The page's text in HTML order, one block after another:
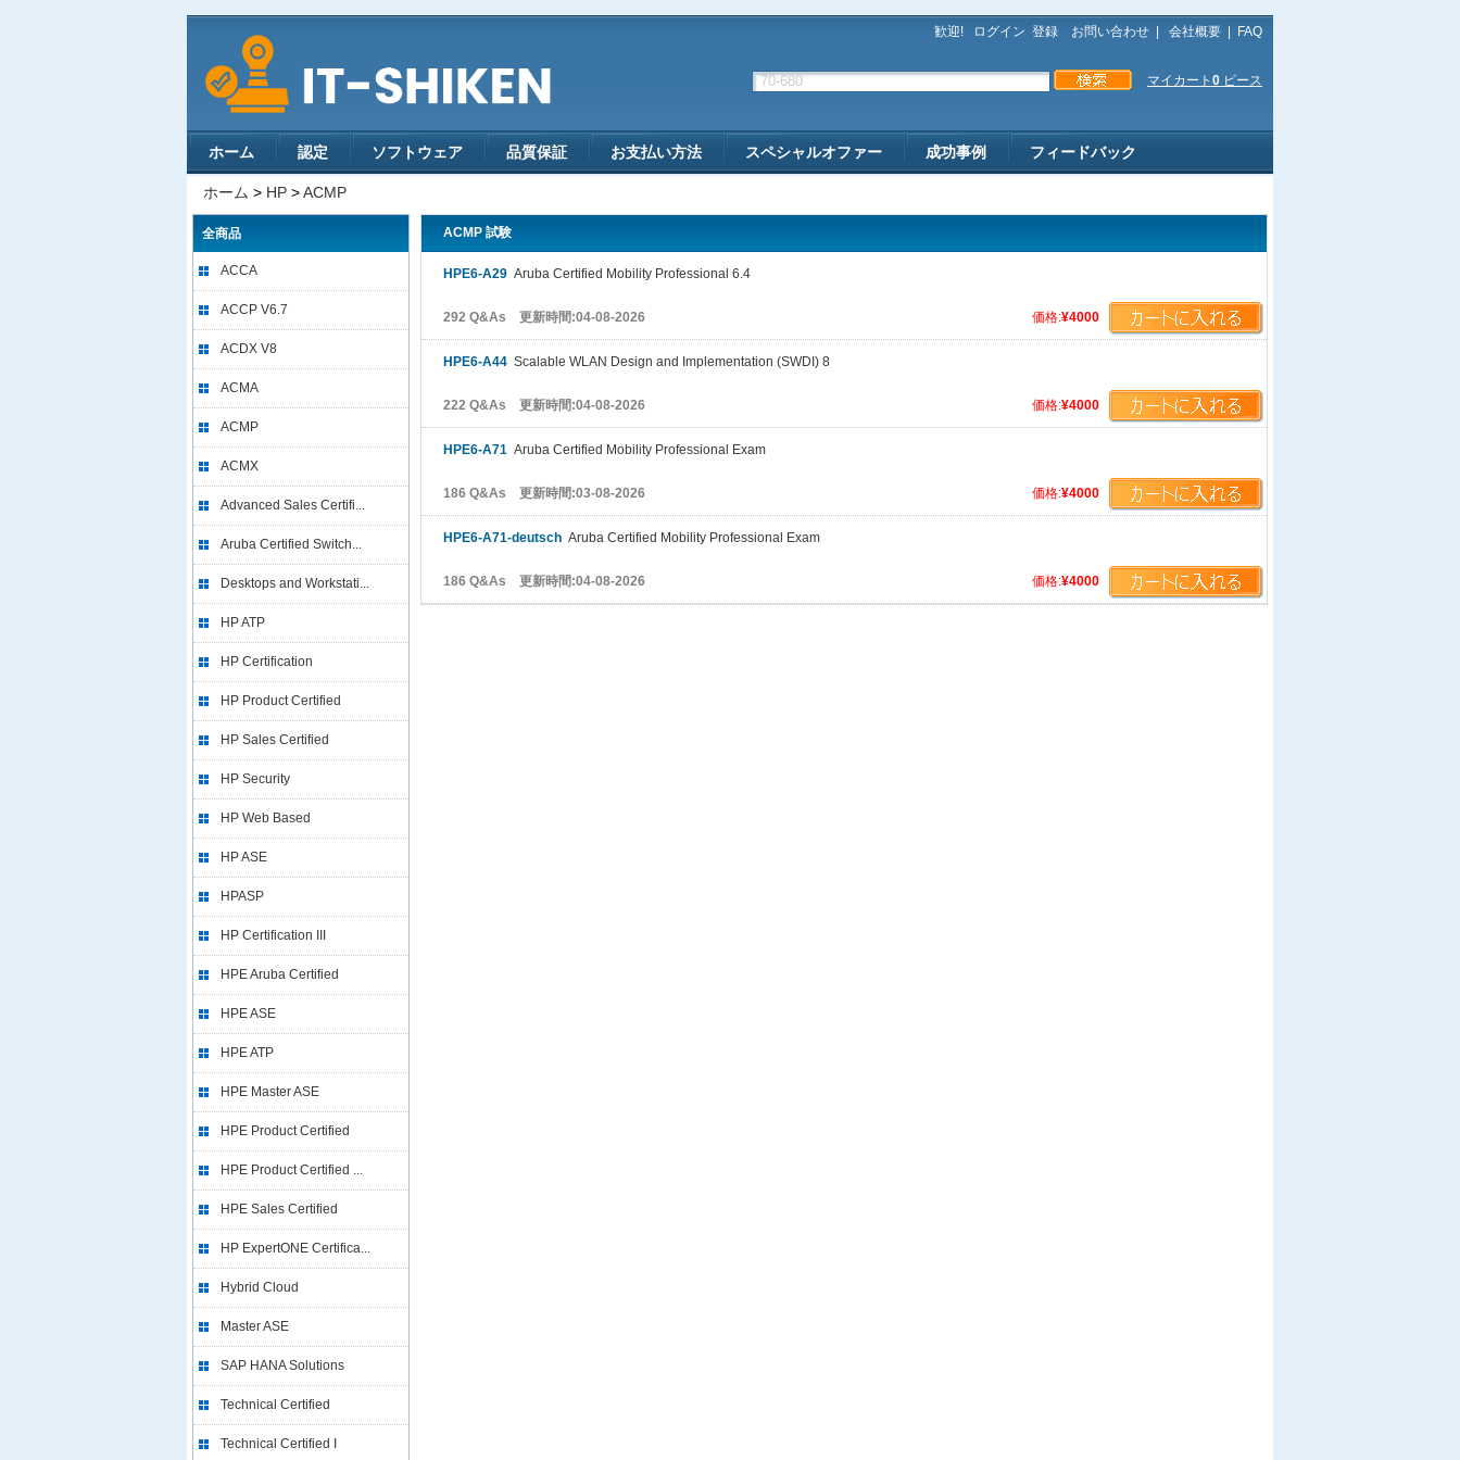
歓迎! ログイン 登録 お問い合わせ 会社概要 FAQ
マイカート 0 ピース
ホーム 認定 ソフトウェア 品質保証 お支払い方法 スペシャルオファー 成功事例 フィードバック
ホーム > HP >ACMP
全商品
ACCA
ACCP V6.7
ACDX V8
ACMA
ACMP
ACMX
Advanced Sales Certifi...
Aruba Certified Switch...
Desktops and Workstati...
HP ATP
HP Certification
HP Product Certified
HP Sales Certified
HP Security
HP Web Based
HP ASE
HPASP
HP Certification III
HPE Aruba Certified
HPE ASE
HPE ATP
HPE Master ASE
HPE Product Certified
HPE Product Certified ...
HPE Sales Certified
HP ExpertONE Certifica...
Hybrid Cloud
Master ASE
SAP HANA Solutions
Technical Certified
Technical Certified I
ACMP 試験
HPE6-A29 Aruba Certified Mobility Professional 6.4
価格:¥4000
292 Q&As 更新時間:04-08-2026
HPE6-A44 Scalable WLAN Design and Implementation (SWDI) 8
価格:¥4000
222 Q&As 更新時間:04-08-2026
HPE6-A71 Aruba Certified Mobility Professional Exam
価格:¥4000
186 Q&As 更新時間:03-08-2026
HPE6-A71-deutsch Aruba Certified Mobility Professional Exam
価格:¥4000
186 Q&As 更新時間:04-08-2026